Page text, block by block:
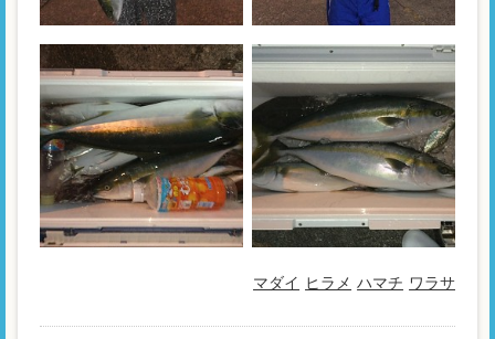
マダイ ヒラメ ハマチ ワラサ